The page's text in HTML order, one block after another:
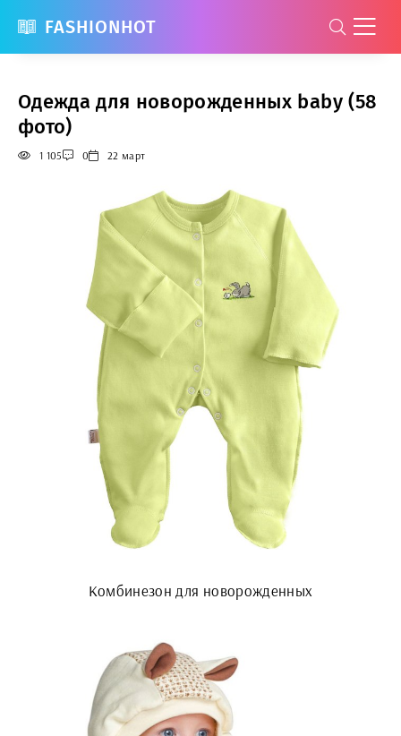
FASHIONHOT
Одежда для новорожденных baby (58
фото)
1 105 0 22 март
Комбинезон для новорожденных